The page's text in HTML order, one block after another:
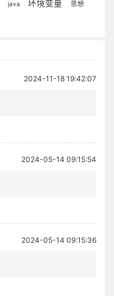
java 环境变量 思想
2024-11-18 19:42:07
2024-05-14 09:15:54
2024-05-14 09:15:36